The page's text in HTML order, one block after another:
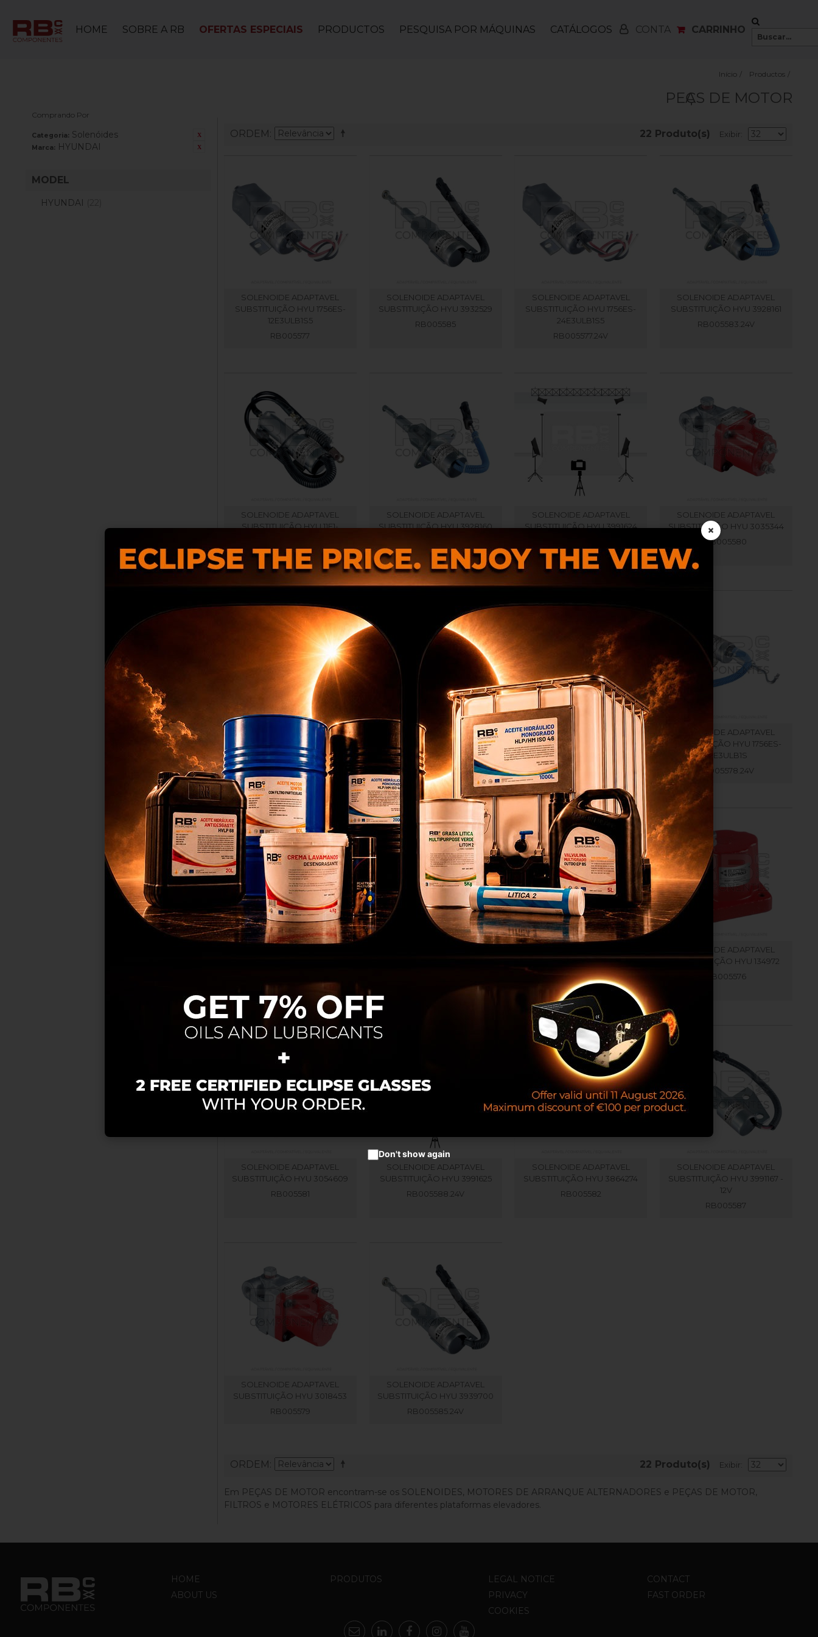
HOME SOBRE A RB OFERTAS ESPECIAIS PRODUCTOS PESQUISA POR MÁQUINAS CATÁLOGOS CONTA CARRINHO
Início / Productos /
PEҪAS DE MOTOR
Comprando Por
Categoria: Solenóides
Marca: HYUNDAI
MODEL
HYUNDAI
ORDEM 22 Produto(s) Exibir
SOLENOIDE ADAPTAVEL
SUBSTITUIÇÃO HYU 1756ES-
12E3ULB1S5
RB005577
SOLENOIDE ADAPTAVEL
SUBSTITUIÇÃO HYU 3932529
RB005585
SOLENOIDE ADAPTAVEL
SUBSTITUIÇÃO HYU 1756ES-
24E3ULB1S5
RB005577.24V
SOLENOIDE ADAPTAVEL
SUBSTITUIÇÃO HYU 3928161
RB005583.24V
SOLENOIDE ADAPTAVEL
SUBSTITUIÇÃO HYU 11E1-
RB005574
SOLENOIDE ADAPTAVEL
SUBSTITUIÇÃO HYU 3928160
SOLENOIDE ADAPTAVEL
SUBSTITUIÇÃO HYU 3991624
SOLENOIDE ADAPTAVEL
SUBSTITUIÇÃO HYU 3035344
RB005580
SOLENOIDE ADAPTAVEL
SUBSTITUIÇÃO HYU 3939019
24V
RB005586.24V
SOLENOIDE ADAPTAVEL
SUBSTITUIÇÃO HYU 1756ES-
12E3ULB1S
RB005578
SOLENOIDE ADAPTAVEL
SUBSTITUIÇÃO HYU 3939018
RB005586
SOLENOIDE ADAPTAVEL
SUBSTITUIÇÃO HYU 1756ES-
24E3ULB1S
RB005578.24V
SUBSTITUIÇÃO HYU 11N6-
SUBSTITUIÇÃO HYU 3930233
RB005584
SOLENOIDE ADAPTAVEL
SUBSTITUIÇÃO HYU 134972
RB005576
SOLENOIDE ADAPTAVEL
SUBSTITUIÇÃO HYU 3054609
RB005581
SOLENOIDE ADAPTAVEL
SUBSTITUIÇÃO HYU 3991625
RB005588.24V
SOLENOIDE ADAPTAVEL
SUBSTITUIÇÃO HYU 3864274
RB005582
SOLENOIDE ADAPTAVEL
SUBSTITUIÇÃO HYU 3991167 -
12V
RB005587
SOLENOIDE ADAPTAVEL
SUBSTITUIÇÃO HYU 3018453
RB005579
SOLENOIDE ADAPTAVEL
SUBSTITUIÇÃO HYU 3939700
RB005585.24V
ORDEM 22 Produto(s) Exibir
Em PEÇAS DE MOTOR encontram-se os SOLENOIDES, MOTORES DE ARRANQUE ALTERNADORES e PEÇAS DE MOTOR,
FILTROS e MOTORES ELÉTRICOS para diferentes plataformas elevadores.
HOME
ABOUT US
PRODUTOS
LEGAL NOTICE
PRIVACY
COOKIES
CONTACT
FAST ORDER
Utilizamos cookies próprias e de terceiros para proporcionar-lhes uma
melhor experiência de compra, realizar um análise estatístico que nos
servem para melhorar os nossos serviços e possamos oferecer-lhes
melhores produtos em anúncios publicitários.
Configurar cookies
Aceitar cookies
×
Don't show again